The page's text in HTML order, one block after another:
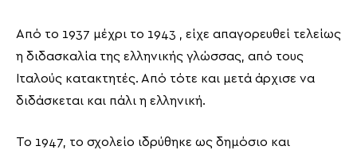
Από το 1937 μέχρι το 1943 , είχε απαγορευθεί τελείως
η διδασκαλία της ελληνικής γλώσσας, από τους
Ιταλούς κατακτητές. Από τότε και μετά άρχισε να
διδάσκεται και πάλι η ελληνική.
Το 1947, το σχολείο ιδρύθηκε ως δημόσιο και